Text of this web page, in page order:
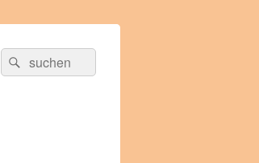
Suche
nach:
Suchen